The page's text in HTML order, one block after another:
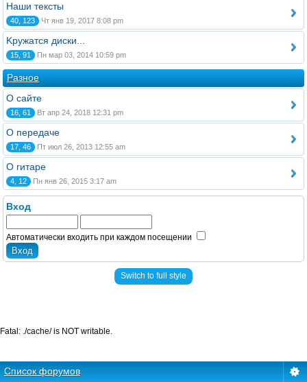
Наши тексты
40, 123 Чт янв 19, 2017 8:08 pm
Kружатся диски...
15, 91 Пн мар 03, 2014 10:59 pm
Разное
О сайте
16, 61 Вт апр 24, 2018 12:31 pm
О передаче
17, 46 Пт июл 26, 2013 12:55 am
О гитаре
4, 12 Пн янв 26, 2015 3:17 am
Вход
Автоматически входить при каждом посещении
Switch to full style
Список форумов
Fatal: ./cache/ is NOT writable.